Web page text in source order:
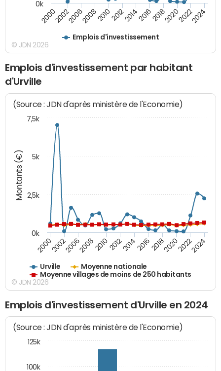
Emplois d'investissement
200020022006200820102012201420162018202020222024
0k
© JDN 2026
Emplois d'investissement par habitant
d'Urville
Montants (€)
(Source : JDN d'après ministère de l'Economie)
Urville
Moyenne nationale
Moyenne villages de moins de 250 habitants
200020022006200820102012201420162018202020222024
0k
2,5k
5k
7,5k
© JDN 2026
Emplois d'investissement d'Urville en 2024
(Source : JDN d'après ministère de l'Economie)
100k
125k